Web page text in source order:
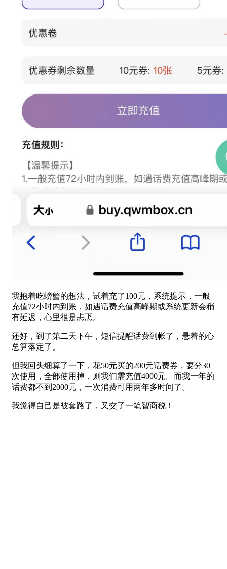
我抱着吃螃蟹的想法，试着充了100元，系统提示，一般
充值72小时内到账，如遇话费充值高峰期或系统更新会稍
有延迟，心里很是忐忑。
还好，到了第二天下午，短信提醒话费到帐了，悬着的心
总算落定了。
但我回头细算了一下，花50元买的200元话费券，要分30
次使用，全部使用掉，则我们需充值4000元。而我一年的
话费都不到2000元，一次消费可用两年多时间了。
我觉得自己是被套路了，又交了一笔智商税！